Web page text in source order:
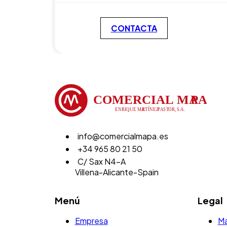
CONTACTA
info@comercialmapa.es
+34 965 80 21 50
C/ Sax N4-A
Villena-Alicante-Spain
Menú
Empresa
Legal